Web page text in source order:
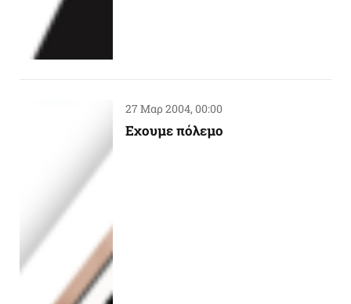
27 Μαρ 2004, 00:00
Eχουμε πόλεμο